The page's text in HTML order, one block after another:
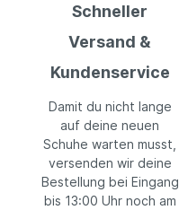
Schneller
Versand &
Kundenservice
Damit du nicht lange
auf deine neuen
Schuhe warten musst,
versenden wir deine
Bestellung bei Eingang
bis 13:00 Uhr noch am